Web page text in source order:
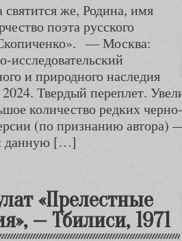
же, Родина, имя
поэта русского
— Москва:
исследовательский
и природного наследия
Твердый переплет.
количество редких
(по признанию автора)
данную […]
«Прелестные
— Тбилиси, 1971